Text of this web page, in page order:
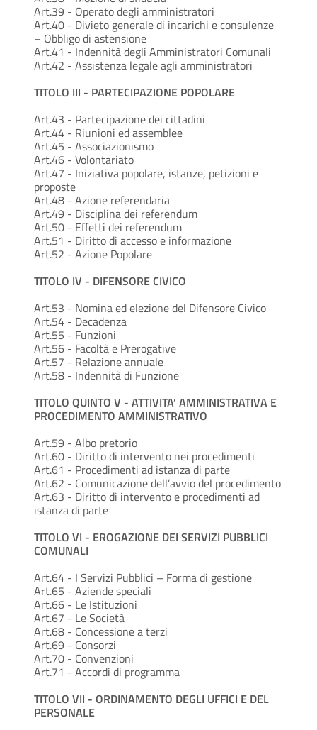
Art.39 - Operato degli amministratori
Art.40 - Divieto generale di incarichi e consulenze
– Obbligo di astensione
Art.41 - Indennità degli Amministratori Comunali
Art.42 - Assistenza legale agli amministratori
TITOLO III - PARTECIPAZIONE POPOLARE
Art.43 - Partecipazione dei cittadini
Art.44 - Riunioni ed assemblee
Art.45 - Associazionismo
Art.46 - Volontariato
Art.47 - Iniziativa popolare, istanze, petizioni e
proposte
Art.48 - Azione referendaria
Art.49 - Disciplina dei referendum
Art.50 - Effetti dei referendum
Art.51 - Diritto di accesso e informazione
Art.52 - Azione Popolare
TITOLO IV - DIFENSORE CIVICO
Art.53 - Nomina ed elezione del Difensore Civico
Art.54 - Decadenza
Art.55 - Funzioni
Art.56 - Facoltà e Prerogative
Art.57 - Relazione annuale
Art.58 - Indennità di Funzione
TITOLO QUINTO V - ATTIVITA’ AMMINISTRATIVA E
PROCEDIMENTO AMMINISTRATIVO
Art.59 - Albo pretorio
Art.60 - Diritto di intervento nei procedimenti
Art.61 - Procedimenti ad istanza di parte
Art.62 - Comunicazione dell’avvio del procedimento
Art.63 - Diritto di intervento e procedimenti ad
istanza di parte
TITOLO VI - EROGAZIONE DEI SERVIZI PUBBLICI
COMUNALI
Art.64 - I Servizi Pubblici – Forma di gestione
Art.65 - Aziende speciali
Art.66 - Le Istituzioni
Art.67 - Le Società
Art.68 - Concessione a terzi
Art.69 - Consorzi
Art.70 - Convenzioni
Art.71 - Accordi di programma
TITOLO VII - ORDINAMENTO DEGLI UFFICI E DEL
PERSONALE